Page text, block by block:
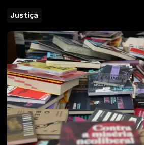
Justiça